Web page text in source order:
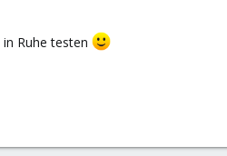
Ruhe testen